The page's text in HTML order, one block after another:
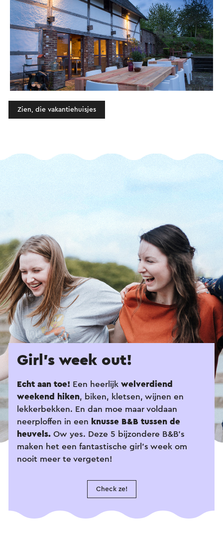
Zien, die vakantiehuisjes
Girl’s week out!
Echt aan toe! Een heerlijk welverdiend
weekend hiken, biken, kletsen, wijnen en
lekkerbekken. En dan moe maar voldaan
neerploffen in een knusse B&B tussen de
heuvels. Ow yes. Deze 5 bijzondere B&B’s
maken het een fantastische girl’s week om
nooit meer te vergeten!
Check ze!